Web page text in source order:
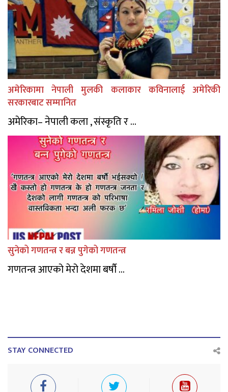
अमेरिकामा नेपाली मुलकी कलाकार कविनालाई अमेरिकी
सरकारबाट सम्मानित
अमेरिका– नेपाली कला , संस्कृति र ...
सुनेको गणतन्त्र र बन्न पुगेको गणतन्त्र
गणतन्त्र आएको मेरो देशमा बर्षौ ...
STAY CONNECTED